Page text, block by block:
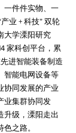
一件件实物、一
业 + 科技” 双轮
大学溧阳研究
家科创平台，累
进智能装备制造
智能电网设备等
协同发展的产业
业集群协同发
升级，溧阳走出
之路。